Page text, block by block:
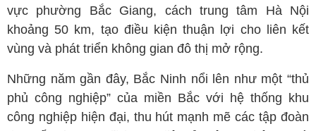
vực phường Bắc Giang, cách trung tâm Hà Nội
khoảng 50 km, tạo điều kiện thuận lợi cho liên kết
vùng và phát triển không gian đô thị mở rộng.
Những năm gần đây, Bắc Ninh nổi lên như một “thủ
phủ công nghiệp” của miền Bắc với hệ thống khu
công nghiệp hiện đại, thu hút mạnh mẽ các tập đoàn